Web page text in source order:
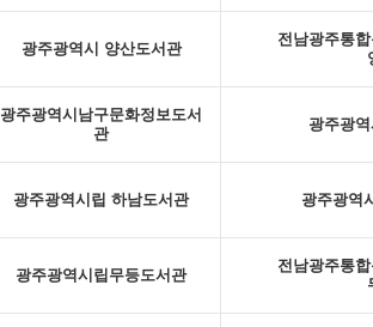
광주광역시 양산도서관
전남광주통
광주광역시남구문화정보도서
관
광주광
광주광역시립 하남도서관 광주광역
광주광역시립무등도서관
전남광주통